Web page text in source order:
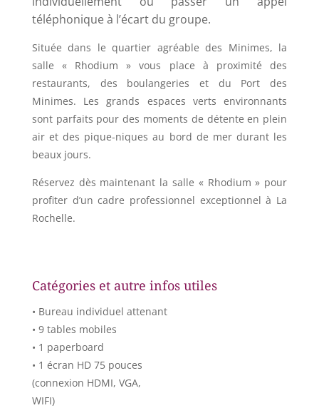
téléphonique à l’écart du groupe.
Située dans le quartier agréable des Minimes, la
salle « Rhodium » vous place à proximité des
restaurants, des boulangeries et du Port des
Minimes. Les grands espaces verts environnants
sont parfaits pour des moments de détente en plein
air et des pique-niques au bord de mer durant les
beaux jours.
Réservez dès maintenant la salle « Rhodium » pour
profiter d’un cadre professionnel exceptionnel à La
Rochelle.
Catégories et autre infos utiles
• Bureau individuel attenant
• 9 tables mobiles
• 1 paperboard
• 1 écran HD 75 pouces
(connexion HDMI, VGA,
WIFI)